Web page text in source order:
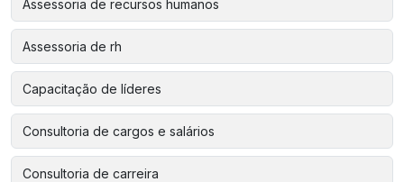
Assessoria de recursos humanos
Assessoria de rh
Capacitação de líderes
Consultoria de cargos e salários
Consultoria de carreira